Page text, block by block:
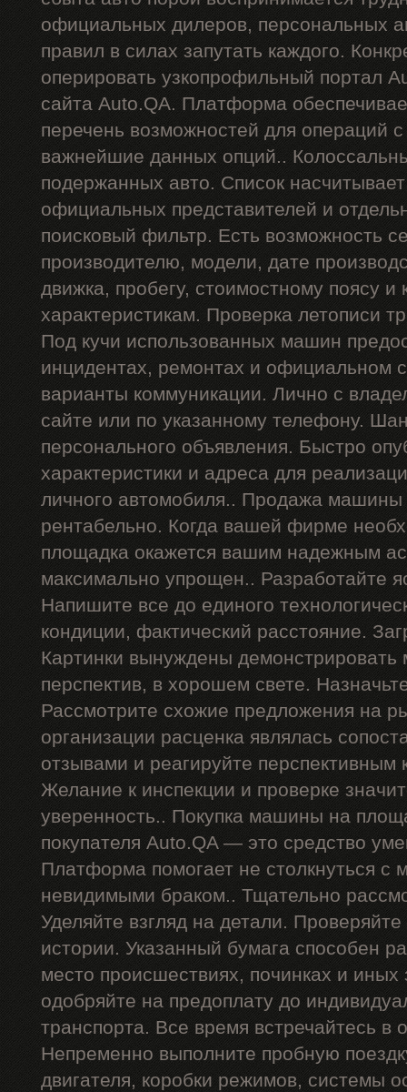
официальных дилеров, персональных
правил в силах запутать каждого.
оперировать узкопрофильный портал
сайта Auto.QA. Платформа
перечень возможностей для операций
важнейшие данных опций..
подержанных авто. Список
официальных представителей и
поисковый фильтр. Есть возможность
производителю, модели, дате
движка, пробегу, стоимостному поясу и
характеристикам. Проверка летописи
Под кучи использованных машин
инцидентах, ремонтах и официальном
варианты коммуникации. Лично с
сайте или по указанному телефону.
персонального объявления. Быстро
характеристики и адреса для
личного автомобиля.. Продажа машины
рентабельно. Когда вашей фирме
площадка окажется вашим надежным
максимально упрощен.. Разработайте
Напишите все до единого
кондиции, фактический расстояние.
Картинки вынуждены
перспектив, в хорошем свете.
Рассмотрите схожие предложения на
организации расценка являлась
отзывами и реагируйте перспективным
Желание к инспекции и проверке
уверенность.. Покупка машины на
покупателя Auto.QA — это средство
Платформа помогает не столкнуться с
невидимыми браком.. Тщательно
Уделяйте взгляд на детали.
истории. Указанный бумага способен
место происшествиях, починках и
одобряйте на предоплату до
транспорта. Все время встречайтесь в
Непременно выполните пробную
двигателя, коробки режимов, системы